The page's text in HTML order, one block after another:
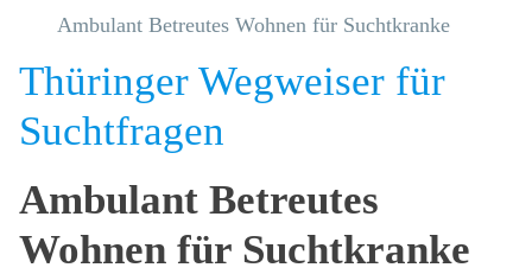
Ambulant Betreutes Wohnen für Suchtkranke
Thüringer Wegweiser für
Suchtfragen
Ambulant Betreutes
Wohnen für Suchtkranke